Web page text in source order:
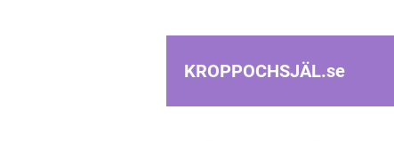
KROPPOCHSJÄL.se